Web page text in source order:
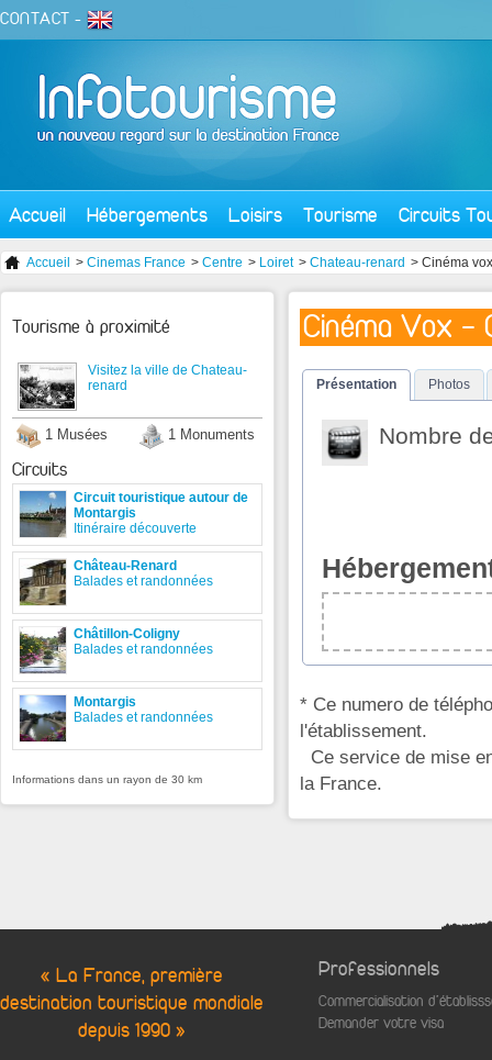
CONTACT -
Accueil Hébergements Loisirs Tourisme Circuits
Accueil > Cinemas France > Centre > Loiret > Chateau-renard > Cinéma vox
Cinéma Vox -
Présentation Photos
Nombre
* Ce numero de
l'établissement.
Ce service de mise
la France.
Tourisme à proximité
Visitez la ville de Chateau-
renard
1 Musées 1 Monuments
Circuits
Circuit touristique autour de
Montargis
Itinéraire découverte
Château-Renard
Balades et randonnées
Châtillon-Coligny
Balades et randonnées
Montargis
Balades et randonnées
Informations dans un rayon de 30 km
« La France, première
destination touristique mondiale
depuis 1990 »
Professionnels
Commercialisation
Demander votre visa